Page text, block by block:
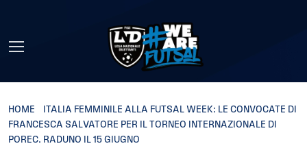
HOME
ITALIA FEMMINILE ALLA FUTSAL WEEK: LE CONVOCATE DI
FRANCESCA SALVATORE PER IL TORNEO INTERNAZIONALE DI
POREC. RADUNO IL 15 GIUGNO